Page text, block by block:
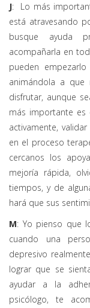
J: Lo más
está atravesando
busque ayuda
acompañarla en
pueden
animándola a que
disfrutar, aunque
más importante es
activamente,
en el proceso
cercanos los
mejoría rápida,
tiempos, y de
hará que sus
M: Yo pienso que
cuando una
depresivo
lograr que se
ayudar a la
psicólogo, te